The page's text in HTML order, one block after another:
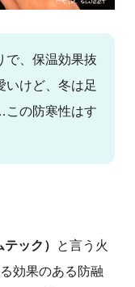
で、保温効果抜
いけど、冬は足
の防寒性はす
ック）
と言う火
効果のある防融